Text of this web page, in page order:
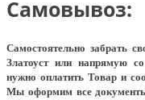
Самовывоз:
Самостоятельно забрать
Златоуст или напрямую
нужно оплатить Товар и
Мы оформим все